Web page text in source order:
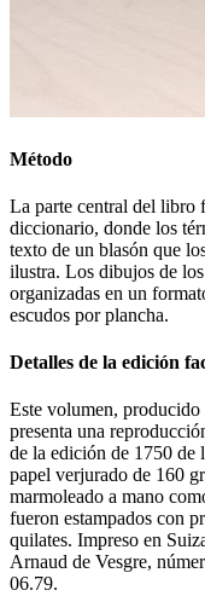
Método
La parte central del libro
diccionario, donde los
texto de un blasón que
ilustra. Los dibujos de
organizadas en un
escudos por plancha.
Detalles de la edición
Este volumen,
presenta una
de la edición de 1750 de
papel verjurado de 160
marmoleado a mano
fueron estampados con
quilates. Impreso en
Arnaud de Vesgre,
06.79.